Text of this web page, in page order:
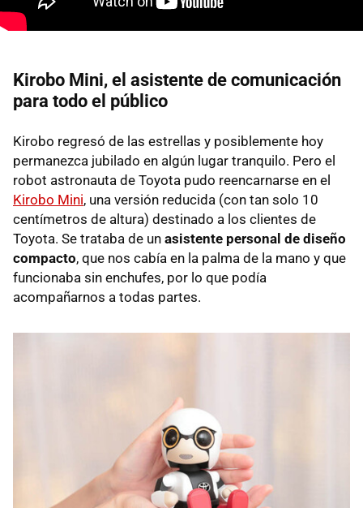
Kirobo Mini, el asistente de comunicación
para todo el público
Kirobo regresó de las estrellas y posiblemente hoy
permanezca jubilado en algún lugar tranquilo. Pero el
robot astronauta de Toyota pudo reencarnarse en el
Kirobo Mini, una versión reducida (con tan solo 10
centímetros de altura) destinado a los clientes de
Toyota. Se trataba de un asistente personal de diseño
compacto, que nos cabía en la palma de la mano y que
funcionaba sin enchufes, por lo que podía
acompañarnos a todas partes.